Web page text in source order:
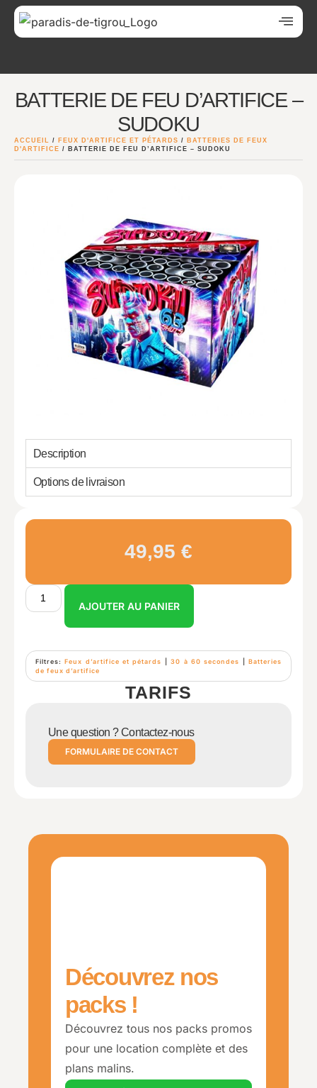
BATTERIE DE FEU D’ARTIFICE –
SUDOKU
ACCUEIL / FEUX D'ARTIFICE ET PÉTARDS /
BATTERIES DE FEUX
D'ARTIFICE / BATTERIE DE FEU D’ARTIFICE – SUDOKU
49,95 €
AJOUTER AU PANIER
Filtres:Feux d’artifice et pétards |30 à 60 secondes |Batteries
de feux d’artifice
TARIFS
Une question ? Contactez-nous
FORMULAIRE DE CONTACT
Description
Options de livraison
Découvrez nos
packs !
Découvrez tous nos packs promos
pour une location complète et des
plans malins.